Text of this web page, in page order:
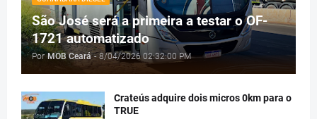
São José será a primeira a testar o OF-
1721 automatizado
Por MOB Ceará - 8/04/2026 02:32:00 PM
Crateús adquire dois micros 0km para o
TRUE